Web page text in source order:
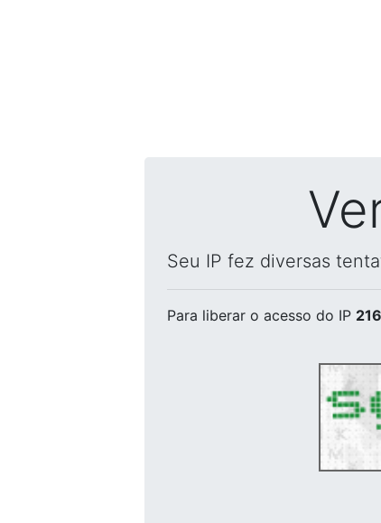
Seu IP fez diversas
Para liberar o acesso do IP